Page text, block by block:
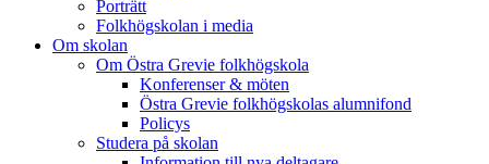
Porträtt
Folkhögskolan i media
Om skolan
Om Östra Grevie folkhögskola
Konferenser & möten
Östra Grevie folkhögskolas alumnifond
Policys
Studera på skolan